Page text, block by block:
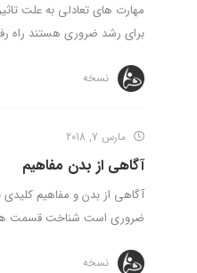
مهارت های تعادلی به علت
برای رشد ضروری هستند راه
نسخه
مارس 7, 2018
آگاهی از بدن مفاهیم
آگاهی از بدن و مفاهیم
ضروری است شناخت قسمت
نسخه